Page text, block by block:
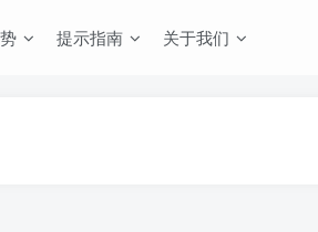
提示指南 关于我们